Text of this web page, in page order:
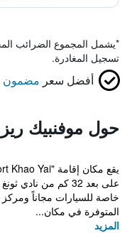
*يشمل المجموع الضرائب
تسجيل المغادرة.
أفضل سعر مضمون
حول موفنبيك
على بعد 32 كم من
خاصة للسيارات مجاناً ومركز
المتوفرة في مكان...
المزيد